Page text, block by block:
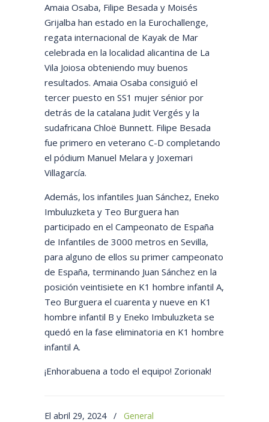
Amaia Osaba, Filipe Besada y Moisés
Grijalba han estado en la Eurochallenge,
regata internacional de Kayak de Mar
celebrada en la localidad alicantina de La
Vila Joiosa obteniendo muy buenos
resultados. Amaia Osaba consiguió el
tercer puesto en SS1 mujer sénior por
detrás de la catalana Judit Vergés y la
sudafricana Chloë Bunnett. Filipe Besada
fue primero en veterano C-D completando
el pódium Manuel Melara y Joxemari
Villagarcía.
Además, los infantiles Juan Sánchez, Eneko
Imbuluzketa y Teo Burguera han
participado en el Campeonato de España
de Infantiles de 3000 metros en Sevilla,
para alguno de ellos su primer campeonato
de España, terminando Juan Sánchez en la
posición veintisiete en K1 hombre infantil A,
Teo Burguera el cuarenta y nueve en K1
hombre infantil B y Eneko Imbuluzketa se
quedó en la fase eliminatoria en K1 hombre
infantil A.
¡Enhorabuena a todo el equipo! Zorionak!
El abril 29, 2024 /
General